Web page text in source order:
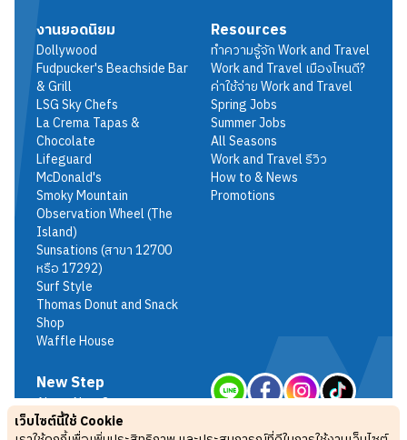
เว็บไซต์นี้ใช้ Cookie
งานยอดนิยม
Dollywood
Fudpucker's Beachside Bar
& Grill
LSG Sky Chefs
La Crema Tapas &
Chocolate
Lifeguard
McDonald's
Smoky Mountain
Observation Wheel (The
Island)
Sunsations (สาขา 12700
หรือ 17292)
Surf Style
Thomas Donut and Snack
Shop
Waffle House
Resources
ทำความรู้จัก Work and Travel
Work and Travel เมืองไหนดี?
ค่าใช้จ่าย Work and Travel
Spring Jobs
Summer Jobs
All Seasons
Work and Travel รีวิว
How to & News
Promotions
New Step
About New Step
Terms & Conditions